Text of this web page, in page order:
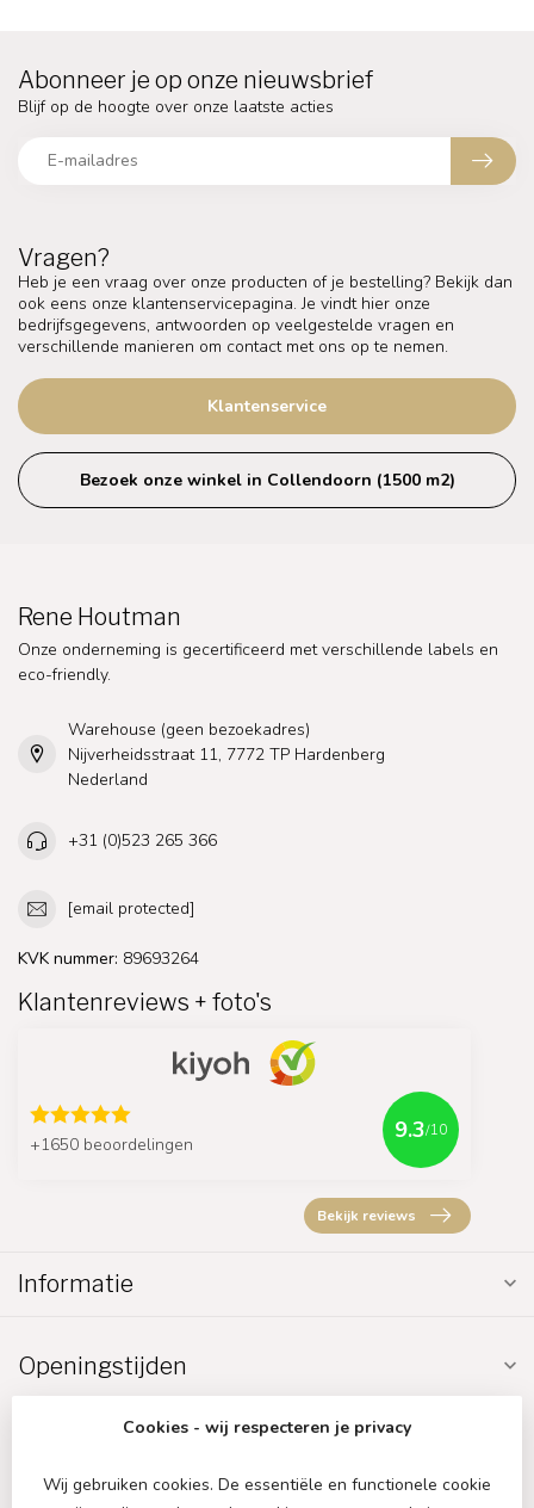
Vragen?
Heb je een vraag over onze producten of je bestelling? Bekijk dan
ook eens onze klantenservicepagina. Je vindt hier onze
bedrijfsgegevens, antwoorden op veelgestelde vragen en
verschillende manieren om contact met ons op te nemen.
Klantenservice
Bezoek onze winkel in Collendoorn (1500 m2)
Abonneer je op onze nieuwsbrief
Blijf op de hoogte over onze laatste acties
Rene Houtman
Onze onderneming is gecertificeerd met verschillende labels en
eco-friendly.
Warehouse (geen bezoekadres)
Nijverheidsstraat 11, 7772 TP Hardenberg
Nederland
+31 (0)523 265 366
[email protected]
KVK nummer: 89693264
Klantenreviews + foto's
+1650 beoordelingen
9.3/10
Bekijk reviews
Informatie
Openingstijden
Cookies - wij respecteren je privacy
Wij gebruiken cookies. De essentiële en functionele cookie